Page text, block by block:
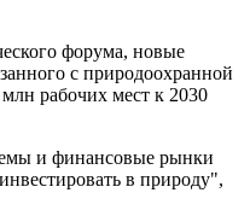
форума, новые
с природоохранной
млн рабочих мест к 2030
и финансовые рынки
в природу",